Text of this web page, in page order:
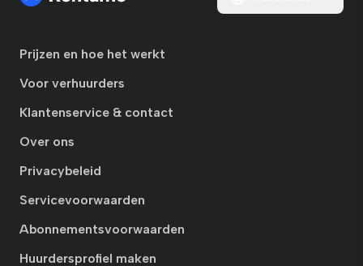
Prijzen en hoe het werkt
Voor verhuurders
Klantenservice & contact
Over ons
Privacybeleid
Servicevoorwaarden
Abonnementsvoorwaarden
Huurdersprofiel maken